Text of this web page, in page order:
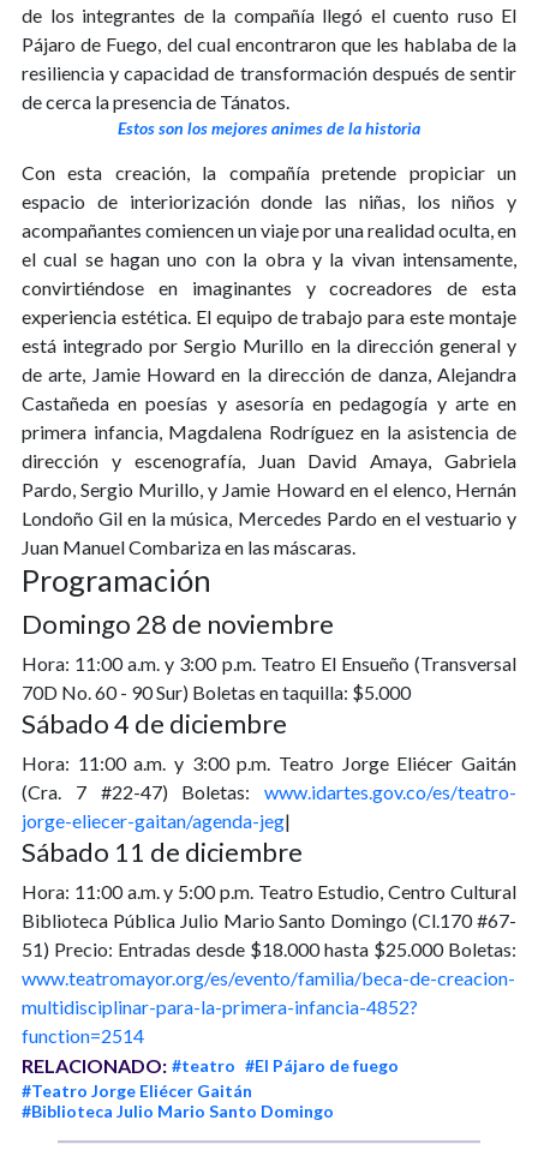
de los integrantes de la compañía llegó el cuento ruso El
Pájaro de Fuego, del cual encontraron que les hablaba de la
resiliencia y capacidad de transformación después de sentir
de cerca la presencia de Tánatos.
Estos son los mejores animes de la historia
Con esta creación, la compañía pretende propiciar un
espacio de interiorización donde las niñas, los niños y
acompañantes comiencen un viaje por una realidad oculta, en
el cual se hagan uno con la obra y la vivan intensamente,
convirtiéndose en imaginantes y cocreadores de esta
experiencia estética. El equipo de trabajo para este montaje
está integrado por Sergio Murillo en la dirección general y
de arte, Jamie Howard en la dirección de danza, Alejandra
Castañeda en poesías y asesoría en pedagogía y arte en
primera infancia, Magdalena Rodríguez en la asistencia de
dirección y escenografía, Juan David Amaya, Gabriela
Pardo, Sergio Murillo, y Jamie Howard en el elenco, Hernán
Londoño Gil en la música, Mercedes Pardo en el vestuario y
Juan Manuel Combariza en las máscaras.
Programación
Domingo 28 de noviembre
Hora: 11:00 a.m. y 3:00 p.m. Teatro El Ensueño (Transversal
70D No. 60 - 90 Sur) Boletas en taquilla: $5.000
Sábado 4 de diciembre
Hora: 11:00 a.m. y 3:00 p.m. Teatro Jorge Eliécer Gaitán
(Cra. 7 #22-47) Boletas: www.idartes.gov.co/es/teatro-
jorge-eliecer-gaitan/agenda-jeg|
Sábado 11 de diciembre
Hora: 11:00 a.m. y 5:00 p.m. Teatro Estudio, Centro Cultural
Biblioteca Pública Julio Mario Santo Domingo (Cl.170 #67-
51) Precio: Entradas desde $18.000 hasta $25.000 Boletas:
www.teatromayor.org/es/evento/familia/beca-de-creacion-
multidisciplinar-para-la-primera-infancia-4852?
function=2514
RELACIONADO: #teatro #El Pájaro de fuego
#Teatro Jorge Eliécer Gaitán
#Biblioteca Julio Mario Santo Domingo